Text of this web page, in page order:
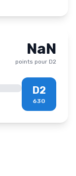
NaN
points pour D2
D2
630